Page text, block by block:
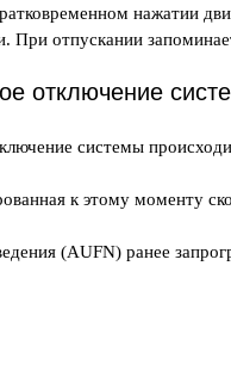
нажатии
При отпускании
отключение
системы
к этому моменту
(AUFN) ранее